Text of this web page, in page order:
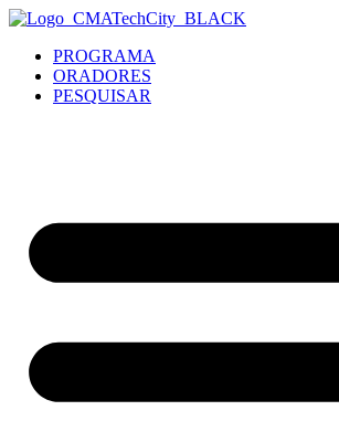
PROGRAMA
ORADORES
PESQUISAR